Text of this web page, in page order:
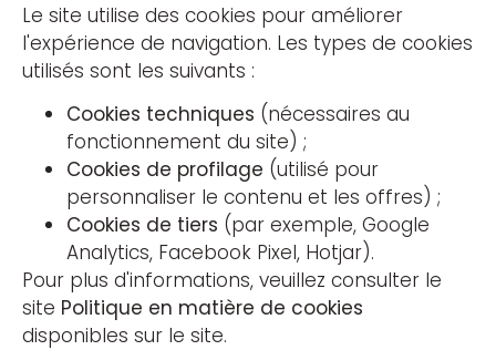
Le site utilise des cookies pour améliorer
l'expérience de navigation. Les types de cookies
utilisés sont les suivants :
Cookies techniques (nécessaires au
fonctionnement du site) ;
Cookies de profilage (utilisé pour
personnaliser le contenu et les offres) ;
Cookies de tiers (par exemple, Google
Analytics, Facebook Pixel, Hotjar).
Pour plus d'informations, veuillez consulter le
site Politique en matière de cookies
disponibles sur le site.